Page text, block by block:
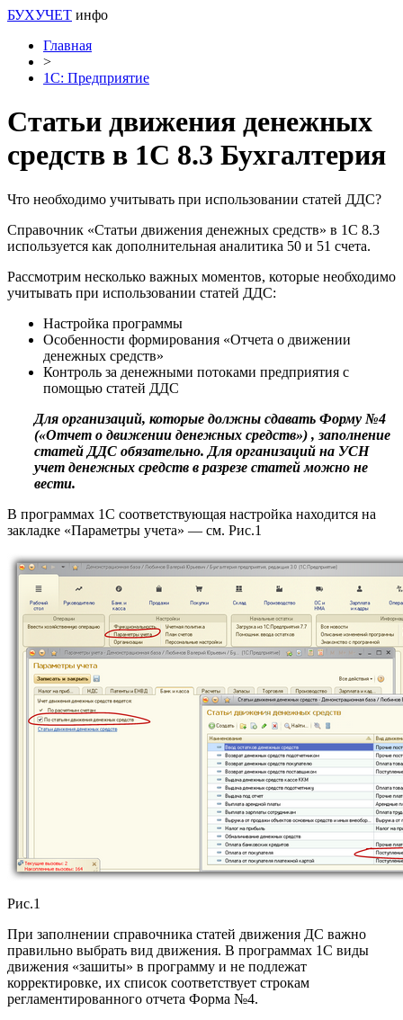
БУХУЧЕТ инфо
Главная
>
1С: Предприятие
Статьи движения денежных
средств в 1С 8.3 Бухгалтерия
Что необходимо учитывать при использовании статей ДДС?
Справочник «Статьи движения денежных средств» в 1С 8.3
используется как дополнительная аналитика 50 и 51 счета.
Рассмотрим несколько важных моментов, которые необходимо
учитывать при использовании статей ДДС:
Настройка программы
Особенности формирования «Отчета о движении
денежных средств»
Контроль за денежными потоками предприятия с
помощью статей ДДС
Для организаций, которые должны сдавать Форму №4
(«Отчет о движении денежных средств») , заполнение
статей ДДС обязательно. Для организаций на УСН
учет денежных средств в разрезе статей можно не
вести.
В программах 1С соответствующая настройка находится на
закладке «Параметры учета» — см. Рис.1
Рис.1
При заполнении справочника статей движения ДС важно
правильно выбрать вид движения. В программах 1С виды
движения «зашиты» в программу и не подлежат
корректировке, их список соответствует строкам
регламентированного отчета Форма №4.